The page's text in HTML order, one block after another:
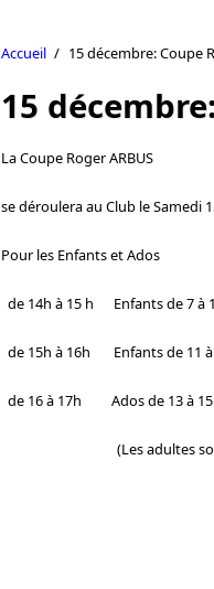
Accueil / 15 décembre: Coupe
15
La Coupe Roger ARBUS
se déroulera au Club le Samedi
Pour les Enfants et Ados
de 14h à 15 h Enfants de 7 à
de 15h à 16h Enfants de 11 à
de 16 à 17h Ados de 13 à 15
(Les adultes